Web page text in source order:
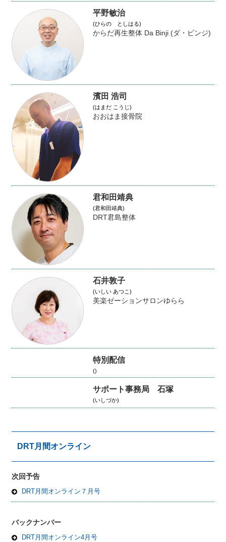
平野敏治
(ひらの としはる)
からだ再生整体 Da Binji (ダ・ビンジ)
濱田 浩司
(はまだ こうじ)
おおはま接骨院
君和田靖典
(君和田靖典)
DRT君島整体
石井敦子
(いしい あつこ)
美楽ゼーションサロンゆらら
特別配信
()
サポート事務局 石塚
(いしづか)
DRT月間オンライン
次回予告
DRT月間オンライン７月号
バックナンバー
DRT月間オンライン4月号